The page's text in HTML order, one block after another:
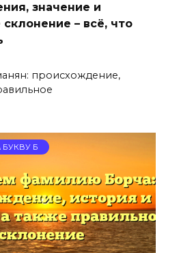
значение и
– всё, что
происхождение,
Б